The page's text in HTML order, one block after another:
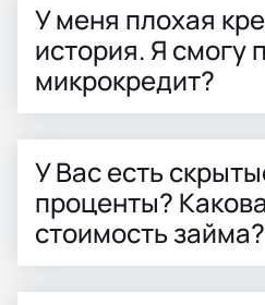
У меня плохая
история. Я смогу
микрокредит?
У Вас есть
проценты?
стоимость займа?